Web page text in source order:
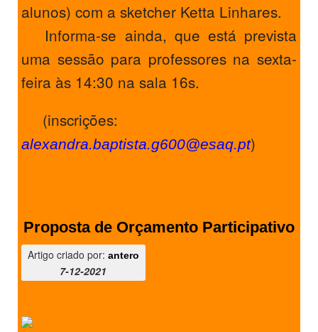
alunos) com a sketcher Ketta Linhares.
Informa-se ainda, que está prevista
uma sessão para professores na sexta-
feira às 14:30 na sala 16s.
(inscrições:
alexandra.baptista.g600@esaq.pt)
Proposta de Orçamento Participativo
Artigo criado por: antero
7-12-2021